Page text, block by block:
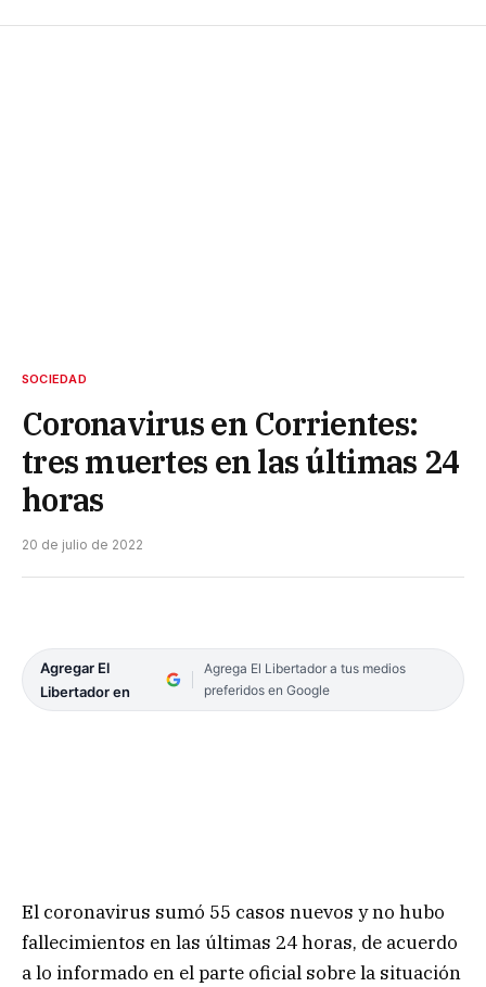
SOCIEDAD
Coronavirus en Corrientes:
tres muertes en las últimas 24
horas
20 de julio de 2022
Agregar El
Libertador en
Agrega El Libertador a tus medios
preferidos en Google
El coronavirus sumó 55 casos nuevos y no hubo
fallecimientos en las últimas 24 horas, de acuerdo
a lo informado en el parte oficial sobre la situación